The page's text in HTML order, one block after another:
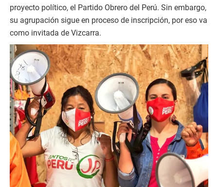
proyecto político, el Partido Obrero del Perú. Sin embargo,
su agrupación sigue en proceso de inscripción, por eso va
como invitada de Vizcarra.